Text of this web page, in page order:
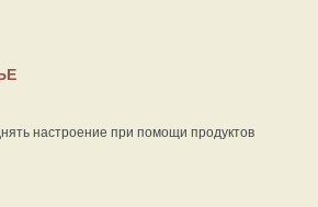
настроение при помощи продуктов